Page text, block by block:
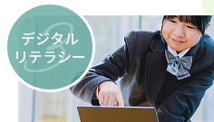
3
デジタル
リテラシー